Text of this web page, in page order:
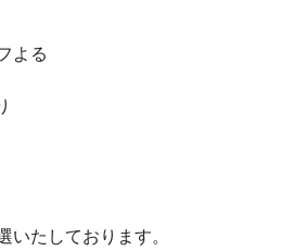
よる
たしております。